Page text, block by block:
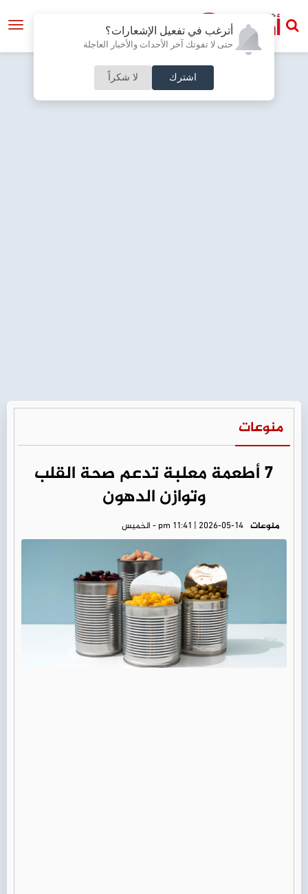
أترغب في تفعيل الإشعارات؟
حتى لا تفوتك آخر الأحداث والأخبار العاجلة
اشترك لا شكراً
منوعات
7 أطعمة معلبة تدعم صحة القلب
وتوازن الدهون
منوعات pm 11:41 | 2026-05-14 - الخميس